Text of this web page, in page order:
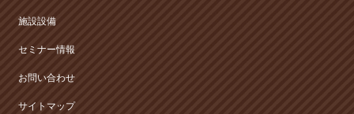
施設設備
セミナー情報
お問い合わせ
サイトマップ